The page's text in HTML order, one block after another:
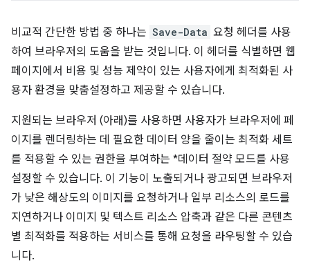
비교적 간단한 방법 중 하나는 Save-Data 요청 헤더를 사용
하여 브라우저의 도움을 받는 것입니다. 이 헤더를 식별하면 웹
페이지에서 비용 및 성능 제약이 있는 사용자에게 최적화된 사
용자 환경을 맞춤설정하고 제공할 수 있습니다.
지원되는 브라우저 (아래)를 사용하면 사용자가 브라우저에 페
이지를 렌더링하는 데 필요한 데이터 양을 줄이는 최적화 세트
를 적용할 수 있는 권한을 부여하는 *데이터 절약 모드를 사용
설정할 수 있습니다. 이 기능이 노출되거나 광고되면 브라우저
가 낮은 해상도의 이미지를 요청하거나 일부 리소스의 로드를
지연하거나 이미지 및 텍스트 리소스 압축과 같은 다른 콘텐츠
별 최적화를 적용하는 서비스를 통해 요청을 라우팅할 수 있습
니다.